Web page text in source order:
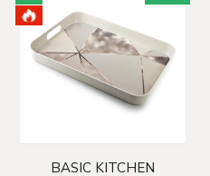
BASIC KITCHEN